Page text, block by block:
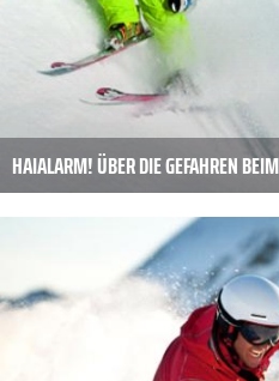
HAIALARM! ÜBER DIE GEFAHREN